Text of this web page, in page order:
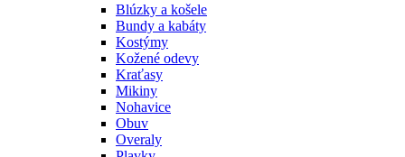
Blúzky a košele
Bundy a kabáty
Kostýmy
Kožené odevy
Kraťasy
Mikiny
Nohavice
Obuv
Overaly